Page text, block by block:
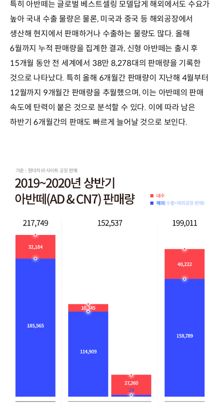
특히 아반떼는 글로벌 베스트셀링 모델답게 해외에서도 수요가
높아 국내 수출 물량은 물론, 미국과 중국 등 해외공장에서
생산해 현지에서 판매하거나 수출하는 물량도 많다. 올해
6월까지 누적 판매량을 집계한 결과, 신형 아반떼는 출시 후
15개월 동안 전 세계에서 38만 8,278대의 판매량을 기록한
것으로 나타났다. 특히 올해 6개월간 판매량이 지난해 4월부터
12월까지 9개월간 판매량을 추월했으며, 이는 아반떼의 판매
속도에 탄력이 붙은 것으로 분석할 수 있다. 이에 따라 남은
하반기 6개월간의 판매도 빠르게 늘어날 것으로 보인다.